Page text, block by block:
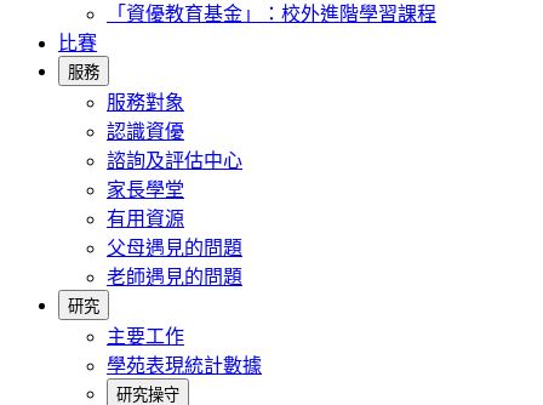
「資優教育基金」：校外進階學習課程
比賽
服務
服務對象
認識資優
諮詢及評估中心
家長學堂
有用資源
父母遇見的問題
老師遇見的問題
研究
主要工作
學苑表現統計數據
研究操守